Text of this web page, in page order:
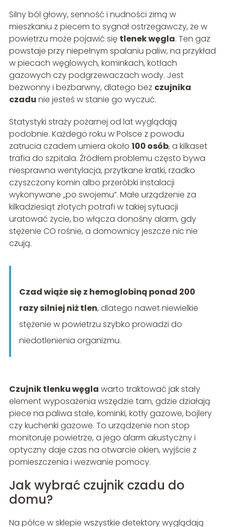
Silny ból głowy, senność i nudności zimą w
mieszkaniu z piecem to sygnał ostrzegawczy, że w
powietrzu może pojawić się tlenek węgla. Ten gaz
powstaje przy niepełnym spalaniu paliw, na przykład
w piecach węglowych, kominkach, kotłach
gazowych czy podgrzewaczach wody. Jest
bezwonny i bezbarwny, dlatego bez czujnika
czadu nie jesteś w stanie go wyczuć.
Statystyki straży pożarnej od lat wyglądają
podobnie. Każdego roku w Polsce z powodu
zatrucia czadem umiera około 100 osób, a kilkaset
trafia do szpitala. Źródłem problemu często bywa
niesprawna wentylacja, przytkane kratki, rzadko
czyszczony komin albo przeróbki instalacji
wykonywane „po swojemu”. Małe urządzenie za
kilkadziesiąt złotych potrafi w takiej sytuacji
uratować życie, bo włącza donośny alarm, gdy
stężenie CO rośnie, a domownicy jeszcze nic nie
czują.
Czad wiąże się z hemoglobiną ponad 200
razy silniej niż tlen, dlatego nawet niewielkie
stężenie w powietrzu szybko prowadzi do
niedotlenienia organizmu.
Czujnik tlenku węgla warto traktować jak stały
element wyposażenia wszędzie tam, gdzie działają
piece na paliwa stałe, kominki, kotły gazowe, bojlery
czy kuchenki gazowe. To urządzenie non stop
monitoruje powietrze, a jego alarm akustyczny i
optyczny daje czas na otwarcie okien, wyjście z
pomieszczenia i wezwanie pomocy.
Jak wybrać czujnik czadu do
domu?
Na półce w sklepie wszystkie detektory wyglądają